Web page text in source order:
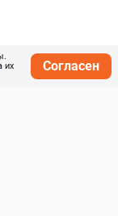
их
Согласен